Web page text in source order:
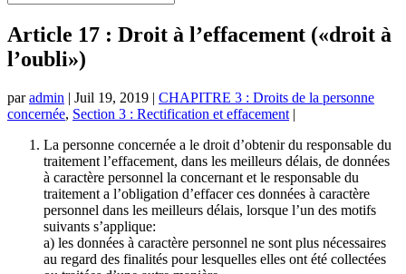
Article 17 : Droit à l’effacement («droit à
l’oubli»)
paradmin | Juil 19, 2019 | CHAPITRE 3 : Droits de la personne
concernée, Section 3 : Rectification et effacement |
La personne concernée a le droit d’obtenir du responsable du
traitement l’effacement, dans les meilleurs délais, de données
à caractère personnel la concernant et le responsable du
traitement a l’obligation d’effacer ces données à caractère
personnel dans les meilleurs délais, lorsque l’un des motifs
suivants s’applique:
a) les données à caractère personnel ne sont plus nécessaires
au regard des finalités pour lesquelles elles ont été collectées